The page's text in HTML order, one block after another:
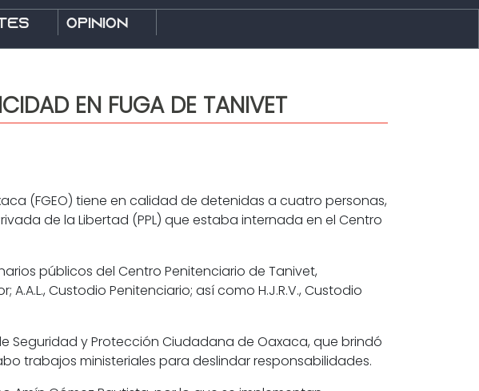
Opinión
EN FUGA DE TANIVET
(FGEO) tiene en calidad de detenidas a cuatro personas,
de la Libertad (PPL) que estaba internada en el Centro
públicos del Centro Penitenciario de Tanivet,
Custodio Penitenciario; así como H.J.R.V., Custodio
Seguridad y Protección Ciudadana de Oaxaca, que brindó
trabajos ministeriales para deslindar responsabilidades.